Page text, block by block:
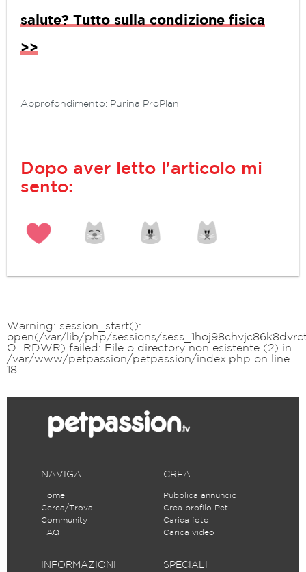
salute? Tutto sulla condizione fisica
>>
Approfondimento: Purina ProPlan
Dopo aver letto l'articolo mi
sento:
Warning : session_start():
open(/var/lib/php/sessions/
O_RDWR) failed: File o directory non esistente (2) in
/var/www/petpassion/petpassion/index.php on line
18
NAVIGA
Home
Cerca/Trova
Community
FAQ
CREA
Pubblica annuncio
Crea profilo Pet
Carica foto
Carica video
INFORMAZIONI SPECIALI